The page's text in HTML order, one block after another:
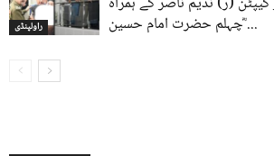
راولپنڈی چہلم حضرت امام حسین ؓ...